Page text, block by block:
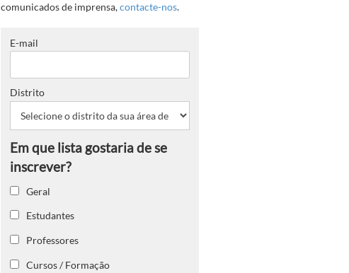
comunicados de imprensa,contacte-nos.
E-mail
Distrito
Geral
Estudantes
Professores
Cursos / Formação